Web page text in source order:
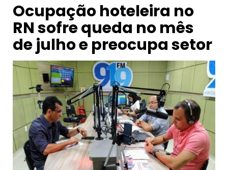
Ocupação hoteleira no
RN sofre queda no mês
de julho e preocupa setor